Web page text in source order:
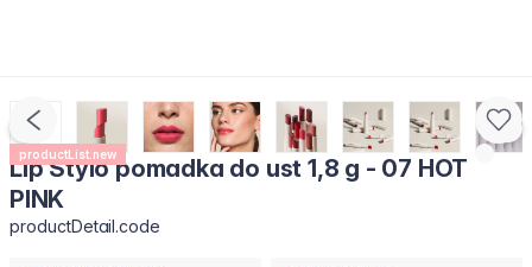
productList.new
Lip Stylo pomadka do ust 1,8 g - 07 HOT
PINK
productDetail.code